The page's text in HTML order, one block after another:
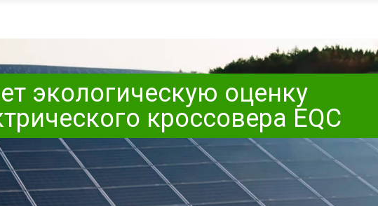
экологическую оценку
кроссовера EQC